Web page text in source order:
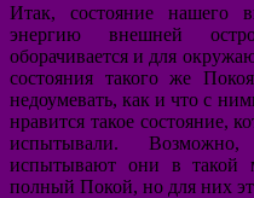
Итак, состояние нашего
энергию внешней
оборачивается и для
состояния такого же
недоумевать, как и что с
нравится такое состояние,
испытывали.
испытывают они в такой
полный Покой, но для них